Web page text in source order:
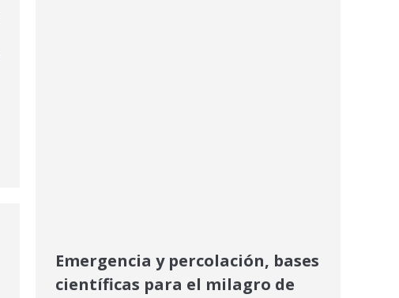
Emergencia y percolación, bases
científicas para el milagro de